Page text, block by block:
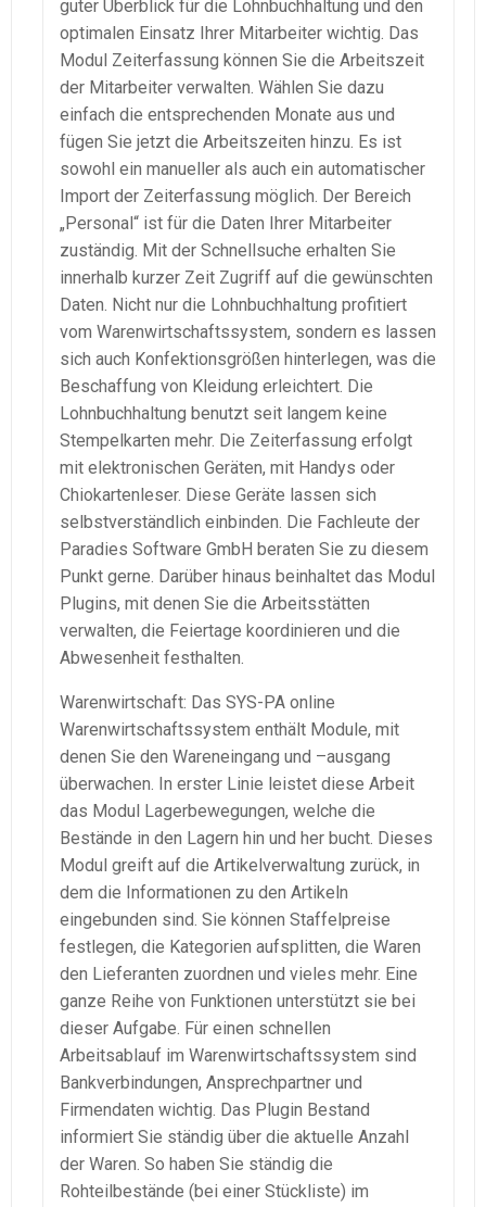
guter Überblick für die Lohnbuchhaltung und den
optimalen Einsatz Ihrer Mitarbeiter wichtig. Das
Modul Zeiterfassung können Sie die Arbeitszeit
der Mitarbeiter verwalten. Wählen Sie dazu
einfach die entsprechenden Monate aus und
fügen Sie jetzt die Arbeitszeiten hinzu. Es ist
sowohl ein manueller als auch ein automatischer
Import der Zeiterfassung möglich. Der Bereich
„Personal“ ist für die Daten Ihrer Mitarbeiter
zuständig. Mit der Schnellsuche erhalten Sie
innerhalb kurzer Zeit Zugriff auf die gewünschten
Daten. Nicht nur die Lohnbuchhaltung profitiert
vom Warenwirtschaftssystem, sondern es lassen
sich auch Konfektionsgrößen hinterlegen, was die
Beschaffung von Kleidung erleichtert. Die
Lohnbuchhaltung benutzt seit langem keine
Stempelkarten mehr. Die Zeiterfassung erfolgt
mit elektronischen Geräten, mit Handys oder
Chiokartenleser. Diese Geräte lassen sich
selbstverständlich einbinden. Die Fachleute der
Paradies Software GmbH beraten Sie zu diesem
Punkt gerne. Darüber hinaus beinhaltet das Modul
Plugins, mit denen Sie die Arbeitsstätten
verwalten, die Feiertage koordinieren und die
Abwesenheit festhalten.
Warenwirtschaft: Das SYS-PA online
Warenwirtschaftssystem enthält Module, mit
denen Sie den Wareneingang und –ausgang
überwachen. In erster Linie leistet diese Arbeit
das Modul Lagerbewegungen, welche die
Bestände in den Lagern hin und her bucht. Dieses
Modul greift auf die Artikelverwaltung zurück, in
dem die Informationen zu den Artikeln
eingebunden sind. Sie können Staffelpreise
festlegen, die Kategorien aufsplitten, die Waren
den Lieferanten zuordnen und vieles mehr. Eine
ganze Reihe von Funktionen unterstützt sie bei
dieser Aufgabe. Für einen schnellen
Arbeitsablauf im Warenwirtschaftssystem sind
Bankverbindungen, Ansprechpartner und
Firmendaten wichtig. Das Plugin Bestand
informiert Sie ständig über die aktuelle Anzahl
der Waren. So haben Sie ständig die
Rohteilbestände (bei einer Stückliste) im